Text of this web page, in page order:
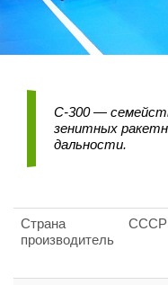
С-300 —
зенитных
дальности.
Страна
производитель
СССР